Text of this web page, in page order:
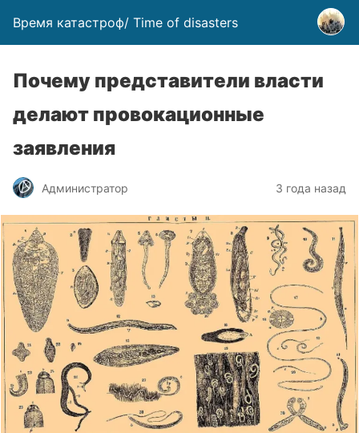
Время катастроф/ Time of disasters
Почему представители власти
делают провокационные
заявления
Администратор 3 года назад